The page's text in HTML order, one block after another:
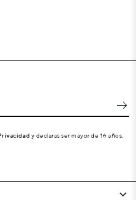
y declaras ser mayor de 16 años.